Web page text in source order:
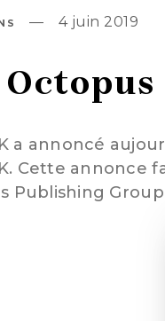
— 4 juin 2019
a annoncé
Cette annonce
Publishing